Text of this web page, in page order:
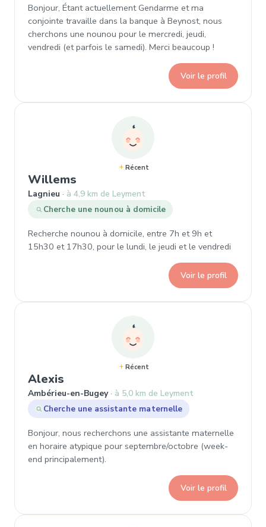
Bonjour, Étant actuellement Gendarme et ma
conjointe travaille dans la banque à Beynost, nous
cherchons une nounou pour le mercredi, jeudi,
vendredi (et parfois le samedi). Merci beaucoup !
Voir le profil
Récent
Willems
Lagnieu
à 4,9 km de Leyment
Cherche une nounou à domicile
Recherche nounou à domicile, entre 7h et 9h et
15h30 et 17h30, pour le lundi, le jeudi et le vendredi
Voir le profil
Récent
Alexis
Ambérieu-en-Bugey
à 5,0 km de Leyment
Cherche une assistante maternelle
Bonjour, nous recherchons une assistante maternelle
en horaire atypique pour septembre/octobre (week-
end principalement).
Voir le profil